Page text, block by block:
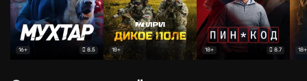
16+ 8.5 18+ 18+ 8.7 18+